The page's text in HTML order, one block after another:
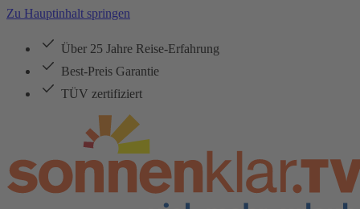
Zu Hauptinhalt springen
Über 25 Jahre Reise-Erfahrung
Best-Preis Garantie
TÜV zertifiziert